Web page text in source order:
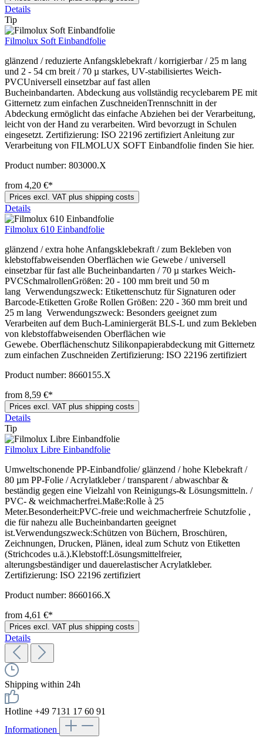
Details
Tip
Filmolux Soft Einbandfolie
glänzend / reduzierte Anfangsklebekraft / korrigierbar / 25 m lang
und 2 - 54 cm breit / 70 µ starkes, UV-stabilisiertes Weich-
PVCUniversell einsetzbar auf fast allen
Bucheinbandarten. Abdeckung aus vollständig recyclebarem PE mit
Gitternetz zum einfachen ZuschneidenTrennschnitt in der
Abdeckung ermöglicht das einfache Abziehen bei der Verarbeitung,
leicht von der Hand zu verarbeiten. Wird bevorzugt in Schulen
eingesetzt. Zertifizierung: ISO 22196 zertifiziert Anleitung zur
Verarbeitung von FILMOLUX SOFT Einbandfolie finden Sie hier.
Product number: 803000.X
from 4,20 €*
Prices excl. VAT plus shipping costs
Details
Filmolux 610 Einbandfolie
glänzend / extra hohe Anfangsklebekraft / zum Bekleben von
klebstoffabweisenden Oberflächen wie Gewebe / universell
einsetzbar für fast alle Bucheinbandarten / 70 µ starkes Weich-
PVCSchmalrollenGrößen: 20 - 100 mm breit und 50 m
lang Verwendungszweck: Etikettenschutz für Signaturen oder
Barcode-Etiketten Große Rollen Größen: 220 - 360 mm breit und
25 m lang Verwendungszweck: Besonders geeignet zum
Verarbeiten auf dem Buch-Laminiergerät BLS-L und zum Bekleben
von klebstoffabweisenden Oberflächen wie
Gewebe. Oberflächenschutz Silikonpapierabdeckung mit Gitternetz
zum einfachen Zuschneiden Zertifizierung: ISO 22196 zertifiziert
Product number: 8660155.X
from 8,59 €*
Prices excl. VAT plus shipping costs
Details
Tip
Filmolux Libre Einbandfolie
Umweltschonende PP-Einbandfolie/ glänzend / hohe Klebekraft /
80 µm PP-Folie / Acrylatkleber / transparent / abwaschbar &
beständig gegen eine Vielzahl von Reinigungs-& Lösungsmitteln. /
PVC- & weichmacherfrei.Maße:Rolle à 25
Meter.Besonderheit:PVC-freie und weichmacherfreie Schutzfolie ,
die für nahezu alle Bucheinbandarten geeignet
ist.Verwendungszweck:Schützen von Büchern, Broschüren,
Zeichnungen, Drucken, Plänen, ideal zum Schutz von Etiketten
(Strichcodes u.ä.).Klebstoff:Lösungsmittelfreier,
alterungsbeständiger und dauerelastischer Acrylatkleber.
Zertifizierung: ISO 22196 zertifiziert
Product number: 8660166.X
from 4,61 €*
Prices excl. VAT plus shipping costs
Details
Shipping within 24h
Hotline +49 7131 17 60 91
Informationen